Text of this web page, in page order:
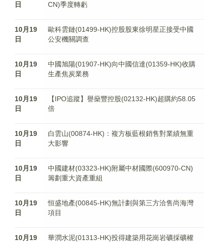
日
CN)季度轉虧
10月19
日
歐科雲鏈(01499-HK)控股股東徐明星正接受中國
公安機關調查
10月19
日
中國旭陽(01907-HK)向中國信達(01359-HK)收購
生產焦炭業務
10月19
日
【IPO追蹤】譽燊豐控股(02132-HK)超購約58.05
倍
10月19
日
白雲山(00874-HK)：複方板藍根銷售對業績無重
大影響
10月19
日
中國建材(03323-HK)附屬中材國際(600970-CN)
籌劃重大資產重組
10月19
日
恒盛地產(00845-HK)無計劃與第三方洽售尚海灣
項目
10月19
華潤水泥(01313-HK)投得建築用花崗岩礦採礦權